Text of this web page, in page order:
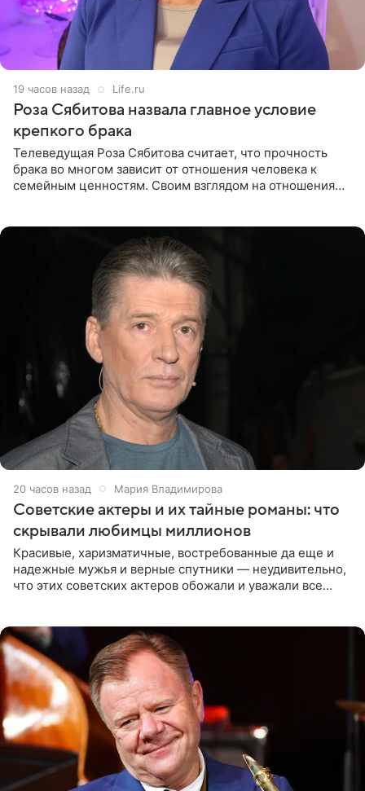
19 часов назад Life.ru
Роза Сябитова назвала главное условие
крепкого брака
Телеведущая Роза Сябитова считает, что прочность
брака во многом зависит от отношения человека к
семейным ценностям. Своим взглядом на отношения
20 часов назад Мария Владимирова
Советские актеры и их тайные романы: что
скрывали любимцы миллионов
Красивые, харизматичные, востребованные да еще и
надежные мужья и верные спутники — неудивительно,
что этих советских актеров обожали и уважали все